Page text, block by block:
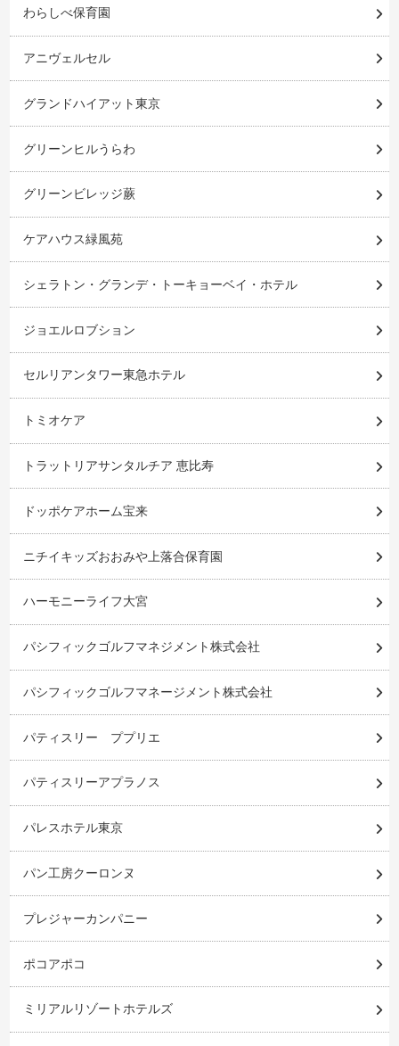
わらしべ保育園
アニヴェルセル
グランドハイアット東京
グリーンヒルうらわ
グリーンビレッジ蕨
ケアハウス緑風苑
シェラトン・グランデ・トーキョーベイ・ホテル
ジョエルロブション
セルリアンタワー東急ホテル
トミオケア
トラットリアサンタルチア 恵比寿
ドッポケアホーム宝来
ニチイキッズおおみや上落合保育園
ハーモニーライフ大宮
パシフィックゴルフマネジメント株式会社
パシフィックゴルフマネージメント株式会社
パティスリー ププリエ
パティスリーアプラノス
パレスホテル東京
パン工房クーロンヌ
プレジャーカンパニー
ポコアポコ
ミリアルリゾートホテルズ